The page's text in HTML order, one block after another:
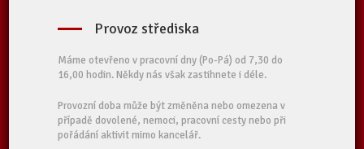
Provoz střediska
Máme otevřeno v pracovní dny (Po-Pá) od 7,30 do
16,00 hodin. Někdy nás však zastihnete i déle.
Provozní doba může být změněna nebo omezena v
případě dovolené, nemoci, pracovní cesty nebo při
pořádání aktivit mimo kancelář.